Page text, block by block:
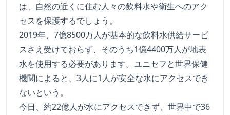
は、自然の近くに住む人々の飲料水や衛生へのアク
セスを保護するでしょう。
2019年、7億8500万人が基本的な飲料水供給サービ
スさえ受けておらず、そのうち1億4400万人が地表
水を使用する必要があります。ユニセフと世界保健
機関によると、3人に1人が安全な水にアクセスでき
ないという。
今日、約22億人が水にアクセスできず、世界中で36